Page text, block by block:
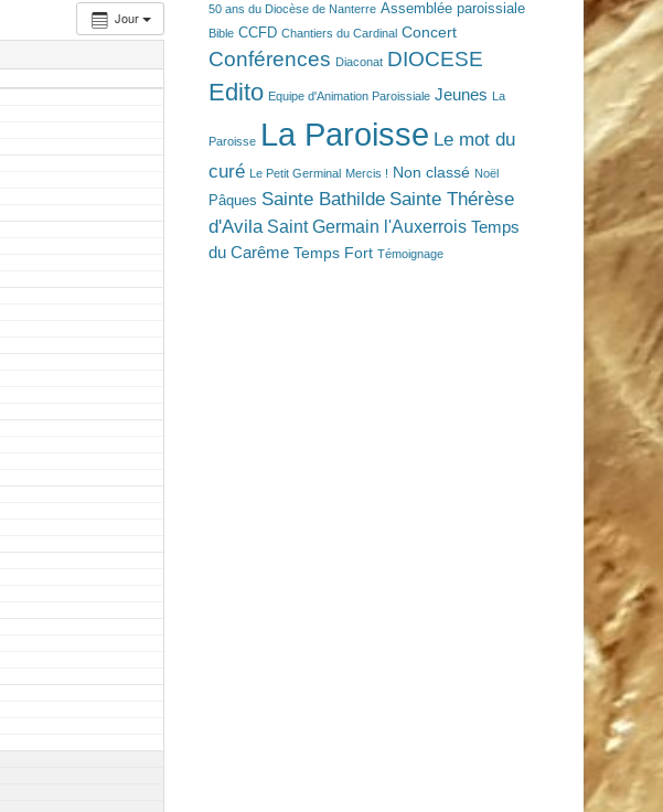
Jour 50 ans du Diocèse de Nanterre Assemblée paroissiale
Bible CCFD Chantiers du Cardinal Concert
Conférences Diaconat DIOCESE
Edito Equipe d'Animation Paroissiale Jeunes La
Paroisse La Paroisse Le mot du
curé
Le Petit Germinal Mercis ! Non classé Noël
Pâques Sainte Bathilde Sainte Thérèse
d'Avila Saint Germain l'Auxerrois Temps
du Carême Temps Fort Témoignage